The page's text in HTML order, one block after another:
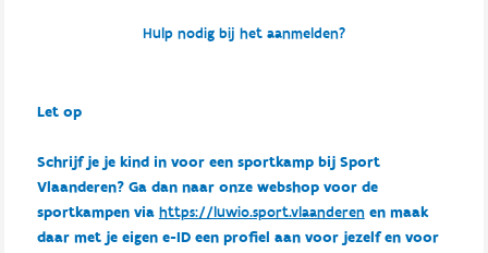
Hulp nodig bij het aanmelden?
Let op
Schrijf je je kind in voor een sportkamp bij Sport
Vlaanderen? Ga dan naar onze webshop voor de
sportkampen via https://luwio.sport.vlaanderenen maak
daar met je eigen e-ID een profiel aan voor jezelf en voor